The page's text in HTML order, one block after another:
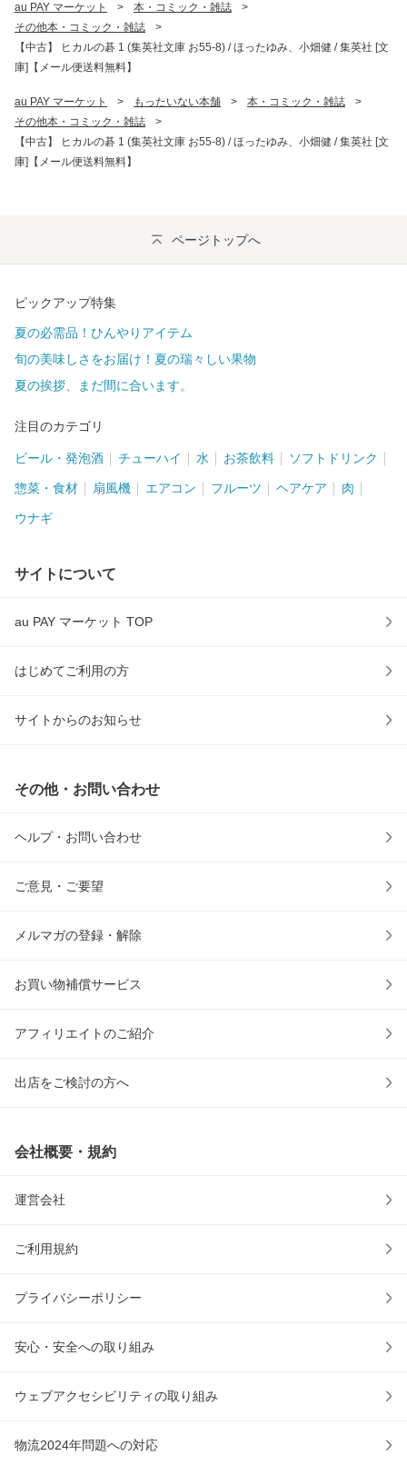
au PAY マーケット > 本・コミック・雑誌
>
その他本・コミック・雑誌
>
【中古】 ヒカルの碁 1 (集英社文庫 お55-8) / ほったゆみ、小畑健 / 集英社 [文
庫]【メール便送料無料】
au PAY マーケット > もったいない本舗 > 本・コミック・雑誌
>
その他本・コミック・雑誌
>
【中古】 ヒカルの碁 1 (集英社文庫 お55-8) / ほったゆみ、小畑健 / 集英社 [文
庫]【メール便送料無料】
ページトップへ
ピックアップ特集
夏の必需品！ひんやりアイテム
旬の美味しさをお届け！夏の瑞々しい果物
夏の挨拶、まだ間に合います。
注目のカテゴリ
ビール・発泡酒 チューハイ 水 お茶飲料 ソフトドリンク
惣菜・食材 扇風機 エアコン フルーツ ヘアケア 肉
ウナギ
サイトについて
au PAY マーケット TOP
はじめてご利用の方
サイトからのお知らせ
その他・お問い合わせ
ヘルプ・お問い合わせ
ご意見・ご要望
メルマガの登録・解除
お買い物補償サービス
アフィリエイトのご紹介
出店をご検討の方へ
会社概要・規約
運営会社
ご利用規約
プライバシーポリシー
安心・安全への取り組み
ウェブアクセシビリティの取り組み
物流2024年問題への対応